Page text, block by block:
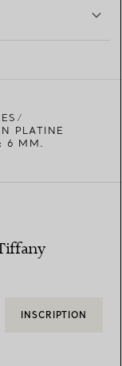
PLATINE
6 MM.
INSCRIPTION